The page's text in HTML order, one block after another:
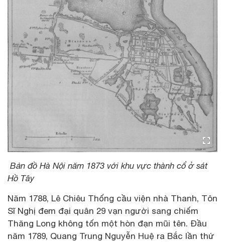
Bản đồ Hà Nội năm 1873 với khu vực thành cổ ở sát
Hồ Tây
Năm 1788, Lê Chiêu Thống cầu viện nhà Thanh, Tôn
Sĩ Nghị đem đại quân 29 vạn người sang chiếm
Thăng Long không tốn một hòn đạn mũi tên. Đầu
năm 1789, Quang Trung Nguyễn Huệ ra Bắc lần thứ